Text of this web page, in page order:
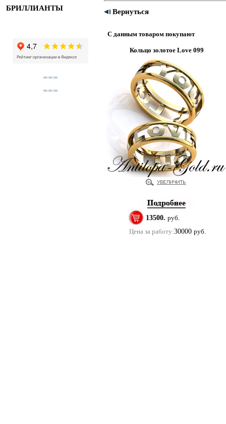
БРИЛЛИАНТЫ
Вернуться
С данным товаром покупают
Кольцо золотое Love 099
13500. руб.
Цена за работу:30000 руб.